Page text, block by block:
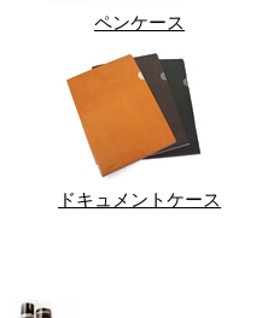
ペンケース
ドキュメントケース